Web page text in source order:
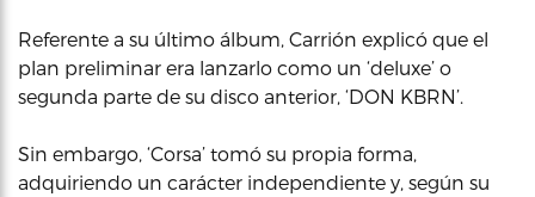
Referente a su último álbum, Carrión explicó que el
plan preliminar era lanzarlo como un ‘deluxe’ o
segunda parte de su disco anterior, ‘DON KBRN’.
Sin embargo, ‘Corsa’ tomó su propia forma,
adquiriendo un carácter independiente y, según su